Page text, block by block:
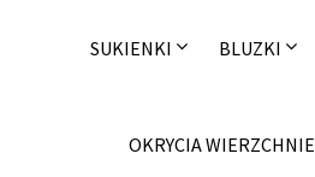
SUKIENKI BLUZKI
OKRYCIA WIERZCHNIE